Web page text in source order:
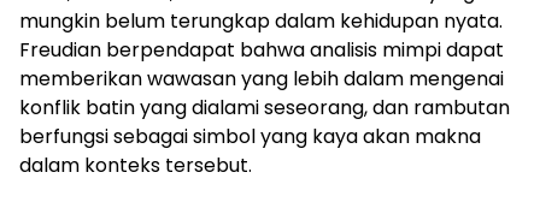
mungkin belum terungkap dalam kehidupan nyata.
Freudian berpendapat bahwa analisis mimpi dapat
memberikan wawasan yang lebih dalam mengenai
konflik batin yang dialami seseorang, dan rambutan
berfungsi sebagai simbol yang kaya akan makna
dalam konteks tersebut.